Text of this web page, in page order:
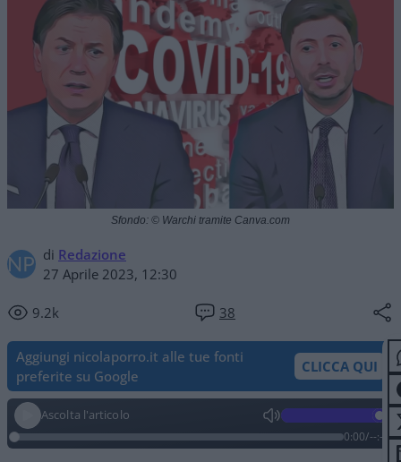
di Redazione
27 Aprile 2023, 12:30
9.2k 38
Sfondo: © Warchi tramite Canva.com
Aggiungi nicolaporro.it alle tue fonti
preferite su Google
CLICCA QUI
Ascolta l'articolo
0:00/--:--